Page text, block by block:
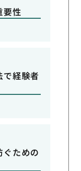
要性
経験者
ための